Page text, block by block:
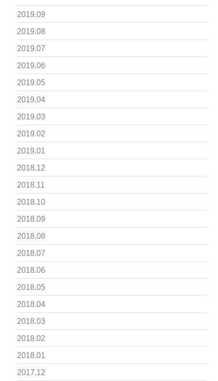
2019.09
2019.08
2019.07
2019.06
2019.05
2019.04
2019.03
2019.02
2019.01
2018.12
2018.11
2018.10
2018.09
2018.08
2018.07
2018.06
2018.05
2018.04
2018.03
2018.02
2018.01
2017.12